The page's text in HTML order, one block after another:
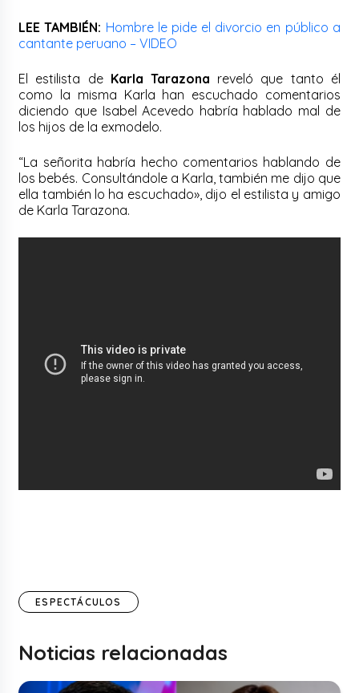
LEE TAMBIÉN: Hombre le pide el divorcio en público a
cantante peruano – VIDEO
El estilista deKarla Tarazona reveló que tanto él
como la misma Karla han escuchado comentarios
diciendo que Isabel Acevedo habría hablado mal de
los hijos de la exmodelo.
“La señorita habría hecho comentarios hablando de
los bebés. Consultándole a Karla, también me dijo que
ella también lo ha escuchado», dijo el estilista y amigo
de Karla Tarazona.
ESPECTÁCULOS
Noticias relacionadas